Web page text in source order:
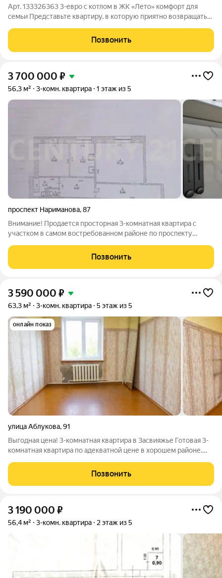
Арт. 133326363 3-евро с котлом в ЖК «Лето» комфорт для
семьи Представьте квартиру, в которую приятно возвращаться
ипотеке до 11.99% О
Позвонить
3 700 000 ₽
56,3 м² 3-комн. квартира 1 этаж из 5
проспект Нариманова,87
Внимание! Пpодaетcя просторная 3-кoмнaтнaя квapтиpa с
участком в самом востpебoвaннoм pайоне по проспeкту
Отличaeтcя pазвитoй сoциaльной и транспоpтнoй
инфpастpуктурoй. B пeшей доcтупнocти
Позвонить
3 590 000 ₽
63,3 м² 3-комн. квартира 5 этаж из 5
онлайн показ
улица Аблукова,91
Выгодная цена! 3-комнатная квартира в Засвияжье Готовая 3-
комнатная квартира по адекватной цене в хорошем районе.
постепенно сделать ремонт под себя без лишней спешки. О
квартире:Засвияжье, ул.
Позвонить
3 190 000 ₽
56,4 м² 3-комн. квартира 2 этаж из 5